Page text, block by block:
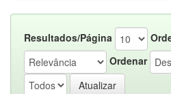
Resultados/Página
Ordenar